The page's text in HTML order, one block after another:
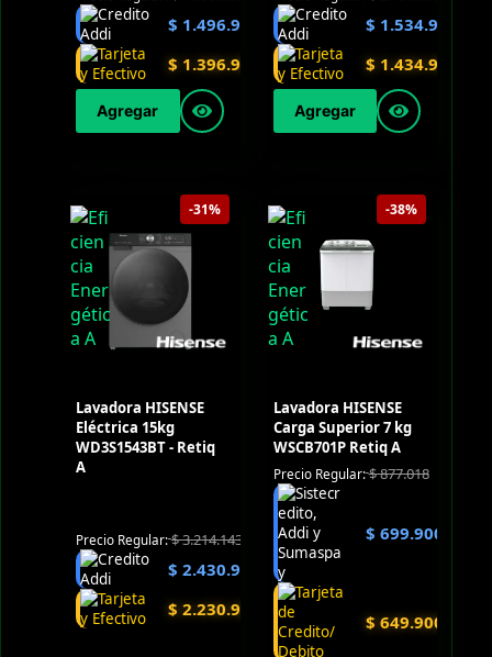
$ 1.496.900
$ 1.396.900
Agregar
$ 1.534.900
$ 1.434.900
Agregar
-31%
Lavadora HISENSE
Eléctrica 15kg
WD3S1543BT - Retiq
A
Precio Regular:$3.214.143
$ 2.430.900
$ 2.230.900
-38%
Lavadora HISENSE
Carga Superior 7 kg
WSCB701P Retiq A
Precio Regular:$877.018
$ 699.900
$ 649.900